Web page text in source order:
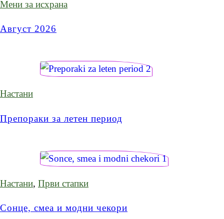
Мени за исхрана
Август 2026
Настани
Препораки за летен период
Настани, Први стапки
Сонце, смеа и модни чекори